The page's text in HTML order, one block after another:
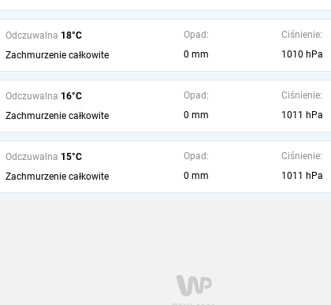
Odczuwalna 18°C
Zachmurzenie całkowite
Opad:
0 mm
Ciśnienie:
1010 hPa
Odczuwalna 16°C
Zachmurzenie całkowite
Opad:
0 mm
Ciśnienie:
1011 hPa
Odczuwalna 15°C
Zachmurzenie całkowite
Opad:
0 mm
Ciśnienie:
1011 hPa